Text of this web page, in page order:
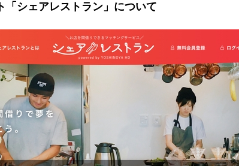
「シェアレストラン」について